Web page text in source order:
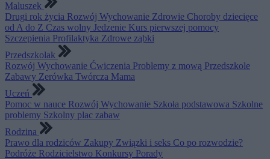
Maluszek
Drugi rok życia Rozwój Wychowanie Zdrowie Choroby dziecięce
od A do Z Czas wolny Jedzenie Kurs pierwszej pomocy
Szczepienia Profilaktyka Zdrowe ząbki
Przedszkolak
Rozwój Wychowanie Ćwiczenia Problemy z mową Przedszkole
Zabawy Zerówka Twórcza Mama
Uczeń
Pomoc w nauce Rozwój Wychowanie Szkoła podstawowa Szkolne
problemy Szkolny plac zabaw
Rodzina
Prawo dla rodziców Zakupy Związki i seks Co po rozwodzie?
Podróże Rodzicielstwo Konkursy Porady